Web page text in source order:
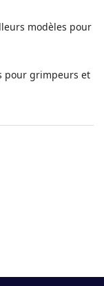
modèles pour
pour grimpeurs et